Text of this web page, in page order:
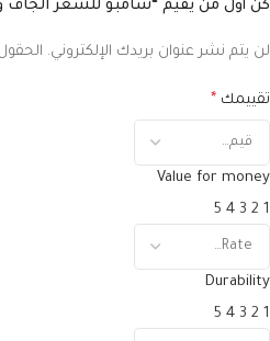
كن أول من يقيم “شامبو للشعر الجاف
لن يتم نشر عنوان بريدك الإلكتروني.
تقييمك *
Value for money
1
2
3
4
5
Durability
1
2
3
4
5